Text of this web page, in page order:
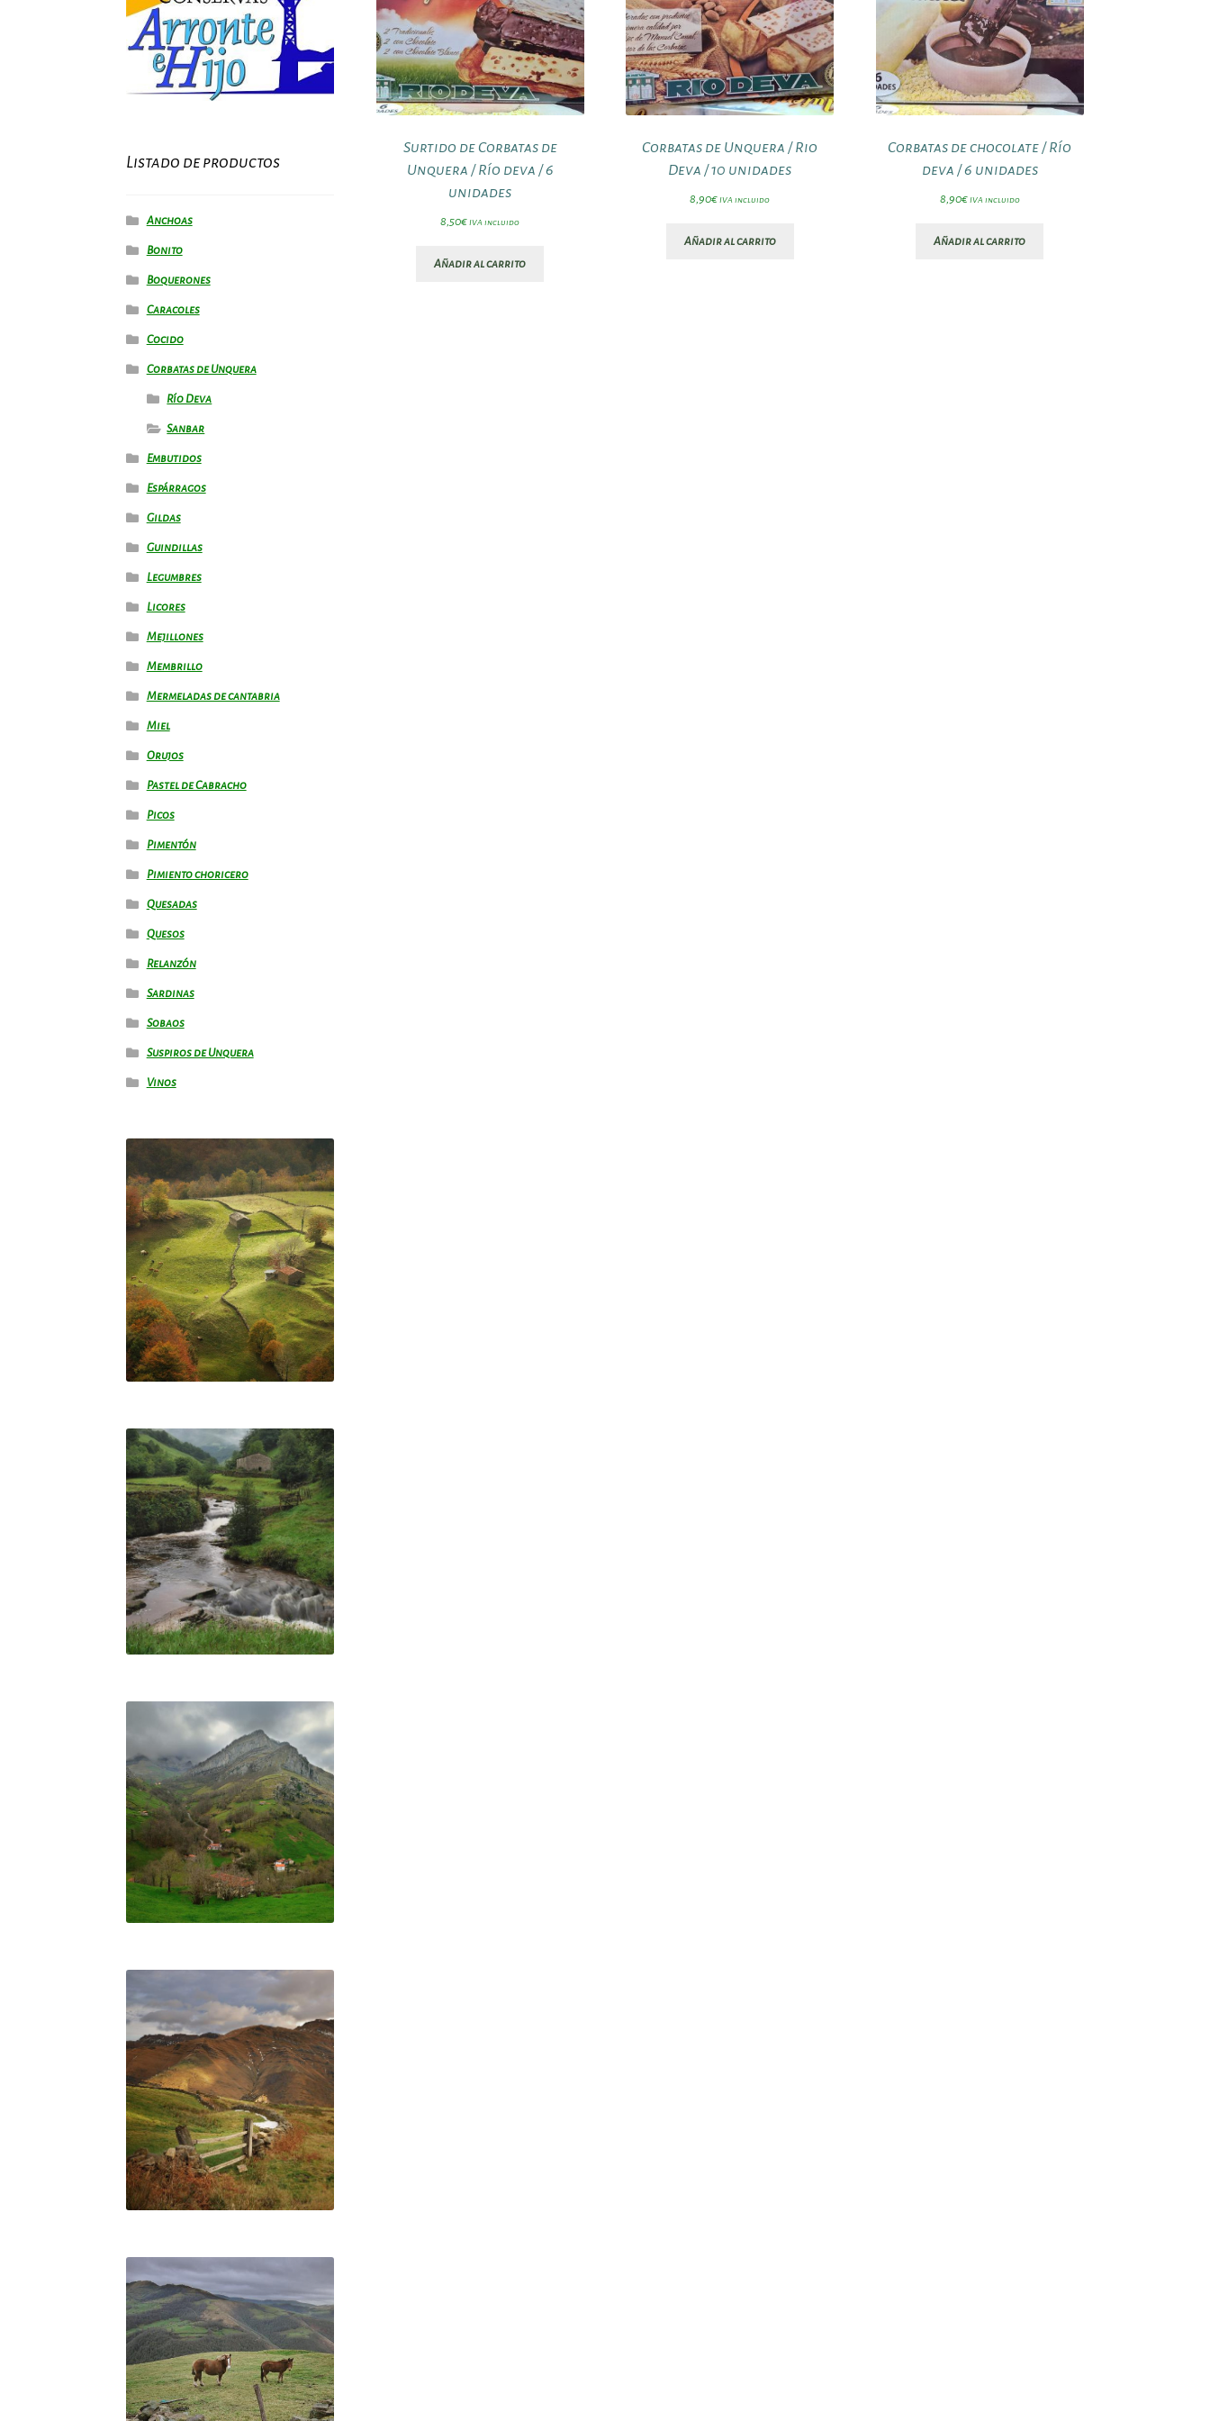
Surtido de Corbatas de
Unquera / Río deva / 6
unidades
8,50€ IVA incluido
Añadir al carrito
Corbatas de Unquera / Rio
Deva / 10 unidades
8,90€ IVA incluido
Añadir al carrito
Corbatas de chocolate / Río
deva / 6 unidades
8,90€ IVA incluido
Añadir al carrito
Listado de productos
Anchoas
Bonito
Boquerones
Caracoles
Cocido
Corbatas de Unquera
Río Deva
Sanbar
Embutidos
Espárragos
Gildas
Guindillas
Legumbres
Licores
Mejillones
Membrillo
Mermeladas de cantabria
Miel
Orujos
Pastel de Cabracho
Picos
Pimentón
Pimiento choricero
Quesadas
Quesos
Relanzón
Sardinas
Sobaos
Suspiros de Unquera
Vinos